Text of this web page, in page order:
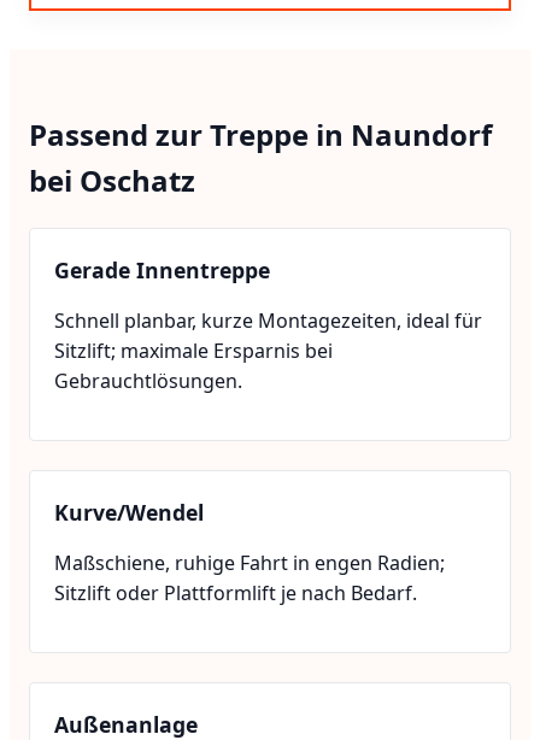
Passend zur Treppe in Naundorf
bei Oschatz
Gerade Innentreppe
Schnell planbar, kurze Montagezeiten, ideal für
Sitzlift; maximale Ersparnis bei
Gebrauchtlösungen.
Kurve/Wendel
Maßschiene, ruhige Fahrt in engen Radien;
Sitzlift oder Plattformlift je nach Bedarf.
Außenanlage